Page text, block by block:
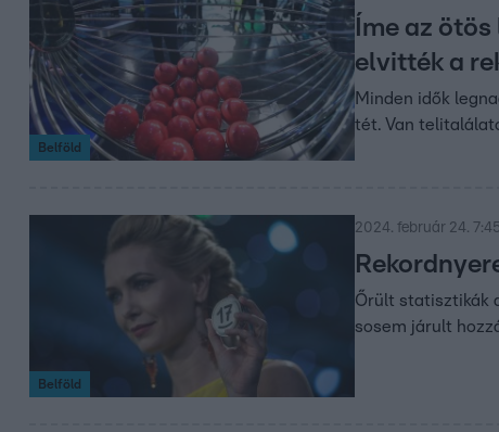
Belföld
Íme az
elvitték a
Minden idők
tét. Van
Belföld
2024. február 24. 7:45
Őrült statisztikák
sosem járult